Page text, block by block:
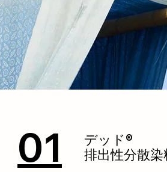
01
デッド®
排出性分散染